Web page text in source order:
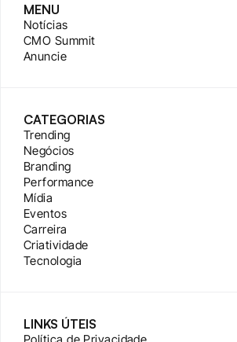
MENU
Notícias
CMO Summit
Anuncie
CATEGORIAS
Trending
Negócios
Branding
Performance
Mídia
Eventos
Carreira
Criatividade
Tecnologia
LINKS ÚTEIS